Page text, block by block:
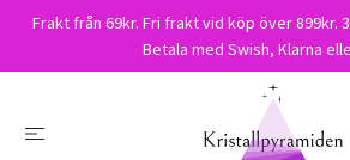
Frakt från 69kr. Fri frakt vid köp över 899kr.
Betala med Swish, Klarna